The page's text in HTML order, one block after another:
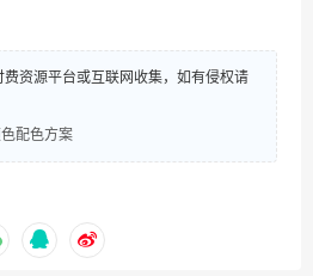
资源平台或互联网收集，如有侵权请
配色方案